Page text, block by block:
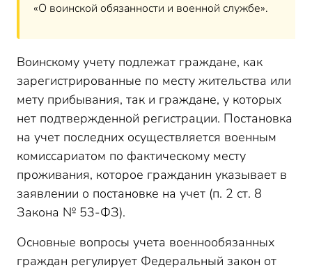
«О воинской обязанности и военной службе».
Воинскому учету подлежат граждане, как
зарегистрированные по месту жительства или
мету прибывания, так и граждане, у которых
нет подтвержденной регистрации. Постановка
на учет последних осуществляется военным
комиссариатом по фактическому месту
проживания, которое гражданин указывает в
заявлении о постановке на учет (п. 2 ст. 8
Закона № 53-ФЗ).
Основные вопросы учета военнообязанных
граждан регулирует Федеральный закон от